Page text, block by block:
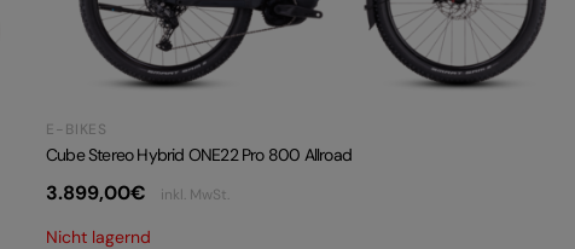
E-BIKES
Cube Stereo Hybrid ONE22 Pro 800 Allroad
3.899,00€ inkl. MwSt.
Nicht lagernd